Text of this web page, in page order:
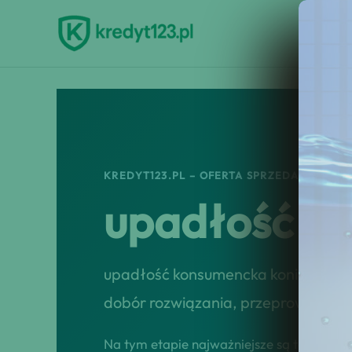
KREDYT123.PL – OFERTA SPRZEDAŻOWA
upadłość
upadłość konsumencka konin to
dobór rozwiązania,
Na tym etapie najważniejsze są tempo,